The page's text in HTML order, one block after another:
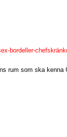
bordeller-
rum som ska